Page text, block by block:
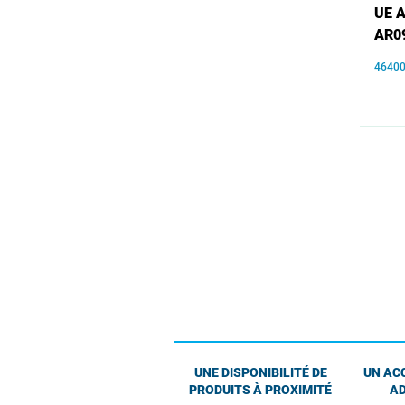
UE
UNE DISPONIBILITÉ DE
PRODUITS À PROXIMITÉ
UN